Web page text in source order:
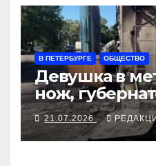
В ПЕТЕРБУРГЕ ОБЩЕСТВО
Девушка в
нож,
иконой
21.07.2026